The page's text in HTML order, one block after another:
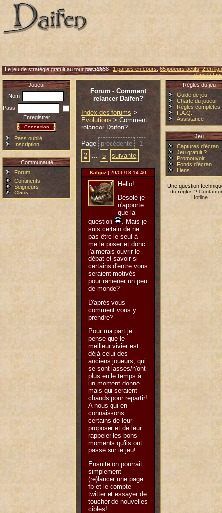
Le jeu de stratégie gratuit au tour par tour
lune 2638 :1 parties en cours,65 joueurs actifs,2 en
dans la
Joueur
Nom
Pass
Enregistrer
Pass oublié
Inscription
Communauté
Forum
Continents
Seigneurs
Clans
Forum - Comment
relancer Daifen?
Index des forums >
Evolutions > Comment
relancer Daifen?
Page précédente
1
2
... 5 suivante
Kalguz | 29/06/18 14:40
Hello!
Désolé je
n'apporte
que la
question
. Mais je
suis certain de ne
pas être le seul à
me le poser et donc
j'aimerais ouvrir le
débat et savoir si
certains d'entre vous
seraient motivés
pour ramener un peu
de monde?
D'après vous
comment vous y
prendre?
Pour ma part je
pense que le
meilleur vivier est
déjà celui des
anciens joueurs, qui
se sont lassés/n'ont
plus eu le temps à
un moment donné
mais qui seraient
chauds pour repartir!
A nous qui en
connaissons
certains de leur
proposer et de leur
rappeler les bons
moments qu'ils ont
passé sur le jeu!
Ensuite on pourrait
simplement
(re)lancer une page
fb et le compte
twitter et essayer de
toucher de nouvelles
cibles!
Règles du jeu
Guide de jeu
Charte du joueur
Règles complètes
F.A.Q.
Assistance
Jeu
Captures d'écran
Jeu gratuit ?
Promouvoir
Fonds d'écran
Liens
Une question
de règles ?
Hotline